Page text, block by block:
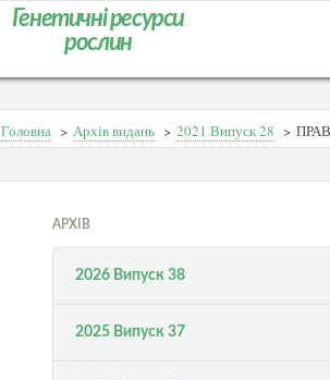
Генетичні ресурси
рослин
Головна > Архів видань > 2021 Випуск 28 >
АРХІВ
2026 Випуск 38
2025 Випуск 37